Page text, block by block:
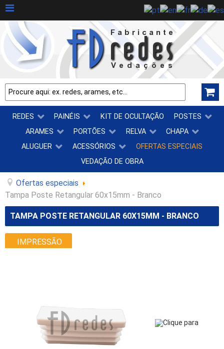
REDES PAINÉIS KIT DE OCULTAÇÃO
POSTES
ARAMES
PORTÕES RELVA
CHAPA
ALUGUER
ACESSÓRIOS
OFERTAS ESPECIAIS
VEDAÇÃO DE OBRA
Ofertas especiais
Tampa Poste Retangular 60x15mm - Branco
TAMPA POSTE RETANGULAR 60X15MM - BRANCO
IMPRESSÃO
Clique para